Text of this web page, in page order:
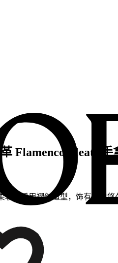
Flamenco Pleats 手
柔软，采用褶皱造型，饰有历史